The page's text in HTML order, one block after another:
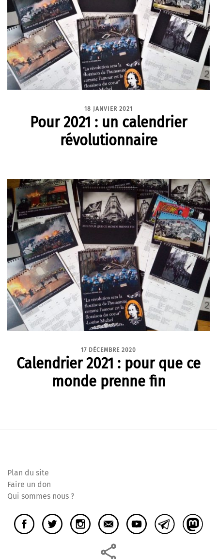
18 JANVIER 2021
Pour 2021 : un calendrier
révolutionnaire
17 DÉCEMBRE 2020
Calendrier 2021 : pour que ce
monde prenne fin
Plan du site
Faire un don
Qui sommes nous ?